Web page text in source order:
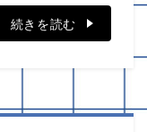
続きを読む